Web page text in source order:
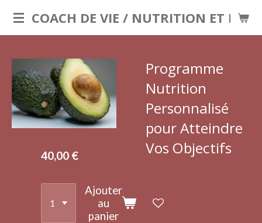
Passer
principal
COACH DE VIE / NUTRITION ET
Programme
Nutrition
Personnalisé
pour Atteindre
Vos Objectifs
40,00 €
Ajouter
au
panier